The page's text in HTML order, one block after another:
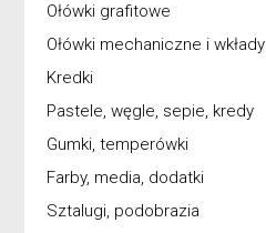
Ołówki grafitowe
Ołówki mechaniczne i wkłady
Kredki
Pastele, węgle, sepie, kredy
Gumki, temperówki
Farby, media, dodatki
Sztalugi, podobrazia